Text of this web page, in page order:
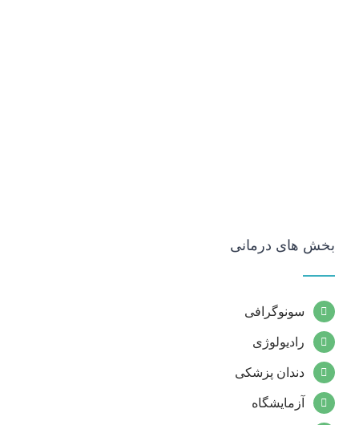
بخش های درمانی
سونوگرافی
رادیولوژی
دندان پزشکی
آزمایشگاه